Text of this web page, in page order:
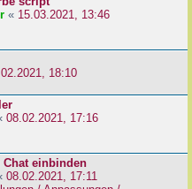
« 15.03.2021, 13:46
18:10
08.02.2021, 17:16
einbinden
08.02.2021, 17:11